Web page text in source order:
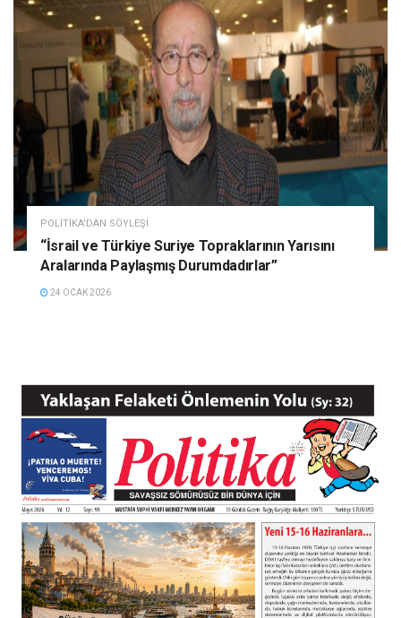
POLITIKA'DAN SÖYLEŞI
“İsrail ve Türkiye Suriye Topraklarının Yarısını
Aralarında Paylaşmış Durumdadırlar”
24 OCAK 2026